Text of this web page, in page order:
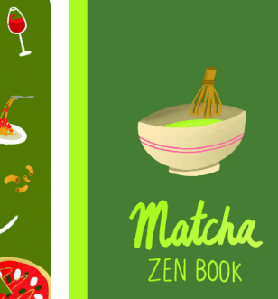
Hello Editions
Nous revenons vers vous rapidement
Bonjour 👋